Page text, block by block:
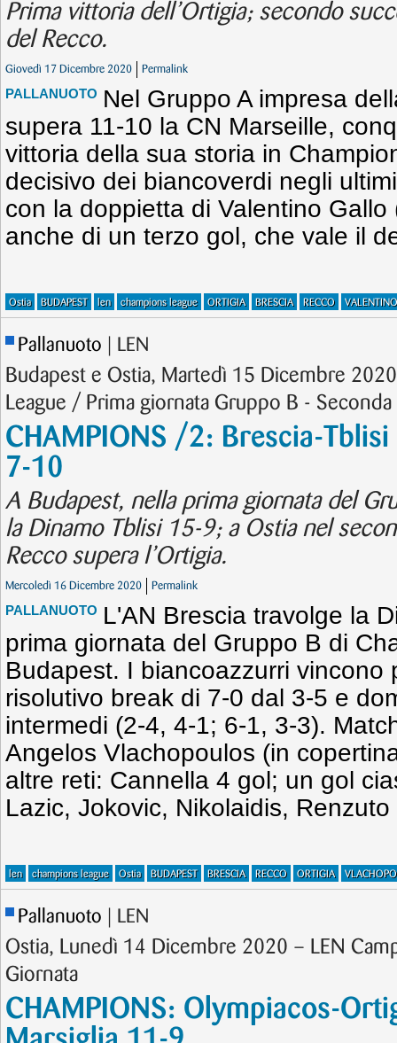
Prima vittoria dell’Ortigia; secondo
del Recco.
Giovedì 17 Dicembre 2020 Permalink
PALLANUOTO Nel Gruppo A impresa
supera 11-10 la CN Marseille,
vittoria della sua storia in
decisivo dei biancoverdi negli
con la doppietta di Valentino
anche di un terzo gol, che vale il
Ostia BUDAPEST len champions league ORTIGIA BRESCIA RECCO
Pallanuoto | LEN
Budapest e Ostia, Martedì 15 Dicembre
League / Prima giornata Gruppo B -
CHAMPIONS /2: Brescia-
7-10
A Budapest, nella prima giornata del
la Dinamo Tblisi 15-9; a Ostia nel
Recco supera l’Ortigia.
Mercoledì 16 Dicembre 2020 Permalink
PALLANUOTO L'AN Brescia travolge la
prima giornata del Gruppo B di
Budapest. I biancoazzurri vincono
risolutivo break di 7-0 dal 3-5 e
intermedi (2-4, 4-1; 6-1, 3-3).
Angelos Vlachopoulos (in
altre reti: Cannella 4 gol; un gol
Lazic, Jokovic, Nikolaidis,
len champions league Ostia BUDAPEST BRESCIA RECCO ORTIGIA
Pallanuoto | LEN
Ostia, Lunedì 14 Dicembre 2020 – LEN
Giornata
CHAMPIONS: Olympiacos-